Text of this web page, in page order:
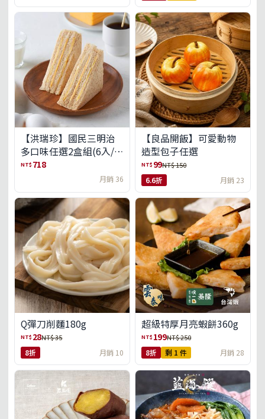
【洪瑞珍】國民三明治
多口味任選2盒組(6入/
盒)(免運)
NT$ 718
月銷 36
【良品開飯】可愛動物
造型包子任選
NT$ 99NT$ 150
6.6折 月銷 23
Q彈刀削麵180g
NT$ 28NT$ 35
8折 月銷 10
超級特厚月亮蝦餅360g
NT$ 199NT$ 250
8折 剩 1 件 月銷 28